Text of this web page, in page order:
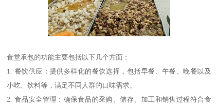
食堂承包的功能主要包括以下几个方面：
1. 餐饮供应：提供多样化的餐饮选择，包括早餐、午餐、晚餐以及
小吃、饮料等，满足不同人群的口味需求。
2. 食品安全管理：确保食品的采购、储存、加工和销售过程符合食